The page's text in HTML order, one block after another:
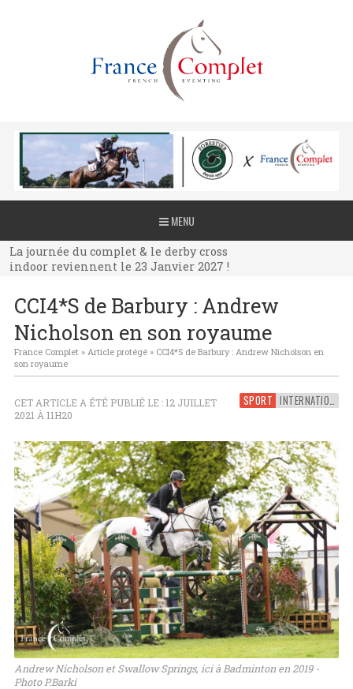
MENU
La journée du complet & le derby cross
indoor reviennent le 23 Janvier 2027 !
La journée du complet & le derby cross
indoor reviennent le 23 Janvier 2027 !
indoor reviennent le 23 Janvier 2027 !
CCI4*S de Barbury : Andrew
Nicholson en son royaume
France Complet» Article protégé» CCI4*S de Barbury : Andrew Nicholson en
son royaume
SPORT INTERNATIONAL
CET ARTICLE A ÉTÉ PUBLIÉ LE : 12 JUILLET
2021 À 11H20
Andrew Nicholson et Swallow Springs, ici à Badminton en 2019 -
Photo P.Barki